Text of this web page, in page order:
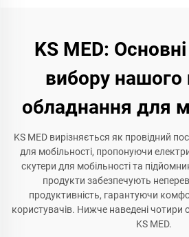
KS MED:
вибору нашого
обладнання для
KS MED вирізняється як провідний
для мобільності, пропонуючи
скутери для мобільності та
продукти забезпечують
продуктивність, гарантуючи
користувачів. Нижче наведені чотири
KS MED.